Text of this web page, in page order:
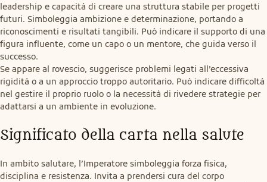
leadership e capacità di creare una struttura stabile per progetti
futuri. Simboleggia ambizione e determinazione, portando a
riconoscimenti e risultati tangibili. Può indicare il supporto di una
figura influente, come un capo o un mentore, che guida verso il
successo.
Se appare al rovescio, suggerisce problemi legati all’eccessiva
rigidità o a un approccio troppo autoritario. Può indicare difficoltà
nel gestire il proprio ruolo o la necessità di rivedere strategie per
adattarsi a un ambiente in evoluzione.
Significato della carta nella salute
In ambito salutare, l’Imperatore simboleggia forza fisica,
disciplina e resistenza. Invita a prendersi cura del corpo